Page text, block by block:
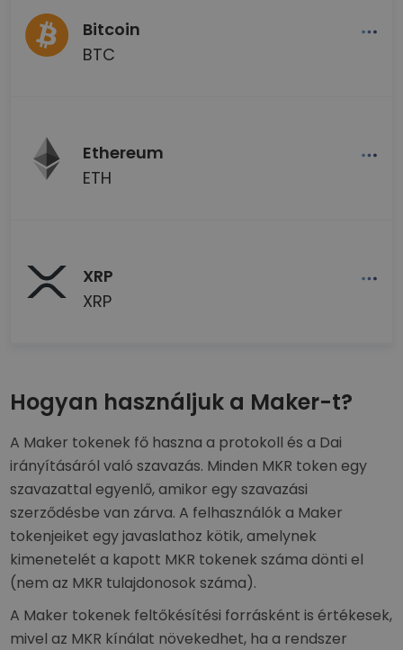
Bitcoin
BTC
Ethereum
ETH
XRP
XRP
Hogyan használjuk a Maker-t?
A Maker tokenek fő haszna a protokoll és a Dai
irányításáról való szavazás. Minden MKR token egy
szavazattal egyenlő, amikor egy szavazási
szerződésbe van zárva. A felhasználók a Maker
tokenjeiket egy javaslathoz kötik, amelynek
kimenetelét a kapott MKR tokenek száma dönti el
(nem az MKR tulajdonosok száma).
A Maker tokenek feltőkésítési forrásként is értékesek,
mivel az MKR kínálat növekedhet, ha a rendszer